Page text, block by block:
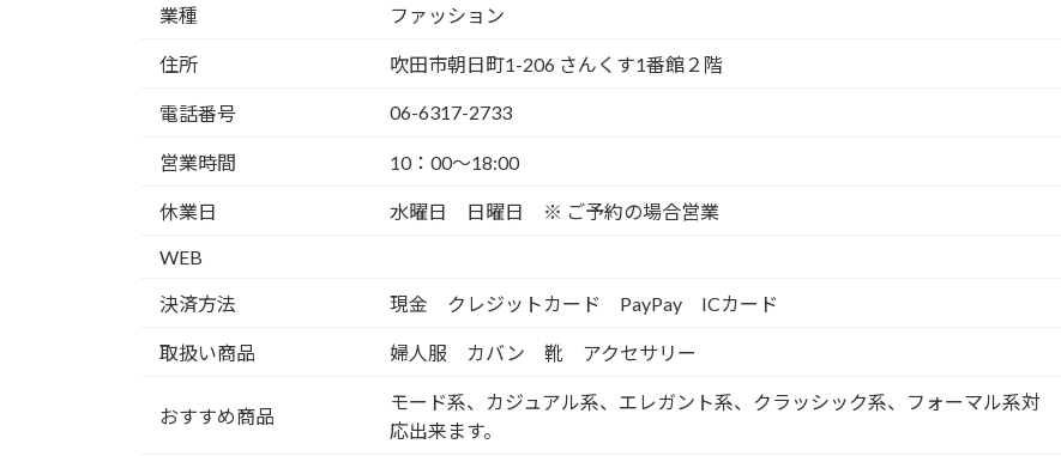
業種 ファッション
住所 吹田市朝日町1-206 さんくす1番館２階
電話番号 06-6317-2733
営業時間 10：00〜18:00
休業日
水曜日 日曜日 ※ ご予約の場合営業
WEB
決済方法 現金 クレジットカード PayPay ICカード
取扱い商品 婦人服 カバン 靴 アクセサリー
おすすめ商品
モード系、カジュアル系、エレガント系、クラッシック系、フォーマル系対
応出来ます。